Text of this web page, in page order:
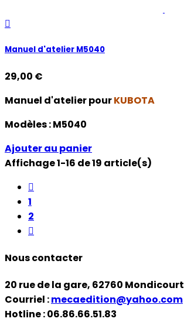

Manuel d'atelier M5040
29,00 €
Manuel d'atelier pourKUBOTA
Modèles :M5040
Ajouter au panier
Affichage 1-16 de 19 article(s)

1
2

Nous contacter
20 rue de la gare, 62760 Mondicourt
Courriel :mecaedition@yahoo.com
Hotline : 06.86.66.51.83